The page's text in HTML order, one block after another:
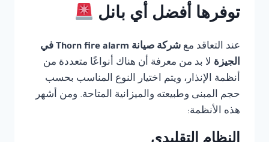
توفرها أفضل أي بانل
عند التعاقد مع
شركة صيانة Thorn fire alarm في
الجيزة لا بد من معرفة أن هناك أنواعًا متعددة من
أنظمة الإنذار، ويتم اختيار النوع المناسب بحسب
حجم المبنى وطبيعته والميزانية المتاحة. ومن أشهر
هذه الأنظمة: